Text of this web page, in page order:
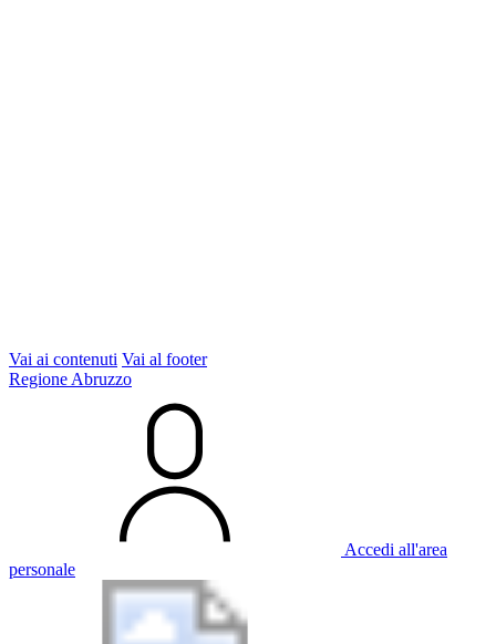
Vai ai contenuti Vai al footer
Regione Abruzzo
Accedi all'area
personale